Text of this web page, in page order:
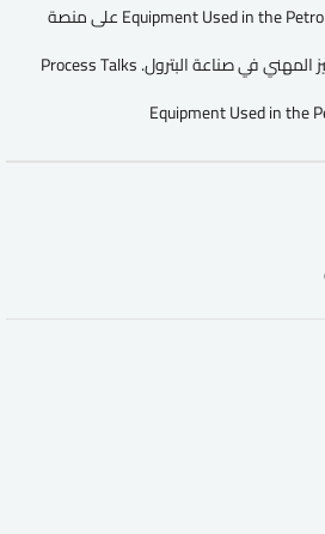
الآن إلى دورة Equipment Used in the Petroleum Industry على منصة
M3aarf وابدأ رحلتك نحو التميز المهني في صناعة البترول. Process Talks